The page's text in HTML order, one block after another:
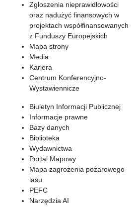
Zgłoszenia nieprawidłowości
oraz nadużyć finansowych w
projektach współfinansowanych
z Funduszy Europejskich
Mapa strony
Media
Kariera
Centrum Konferencyjno-
Wystawiennicze
Biuletyn Informacji Publicznej
Informacje prawne
Bazy danych
Biblioteka
Wydawnictwa
Portal Mapowy
Mapa zagrożenia pożarowego
lasu
PEFC
Narzędzia AI